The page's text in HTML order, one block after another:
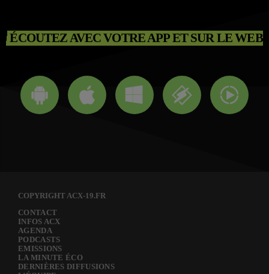
ÉCOUTEZ AVEC VOTRE APP ET SUR LE WEB
COPYRIGHT ACX-19.FR
CONTACT
INFOS ACX
AGENDA
PODCASTS
EMISSIONS
LA MINUTE ÉCO
DERNIÈRES DIFFUSIONS